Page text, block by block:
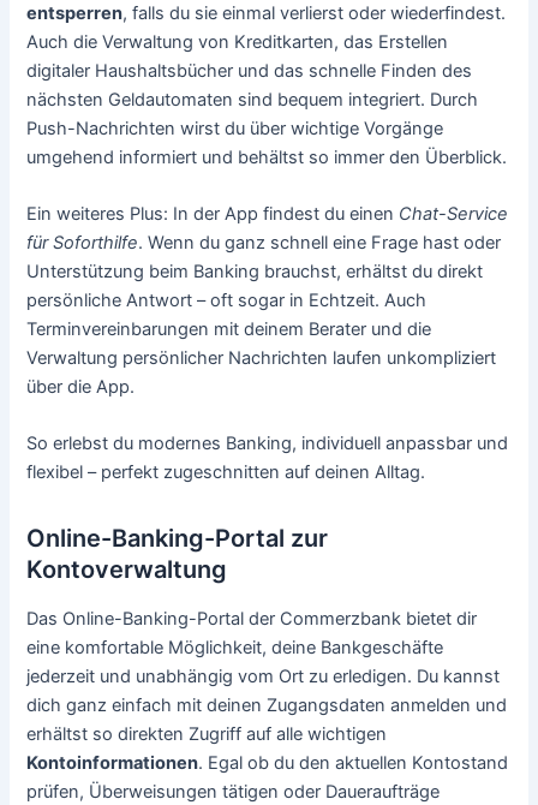
entsperren, falls du sie einmal verlierst oder wiederfindest.
Auch die Verwaltung von Kreditkarten, das Erstellen
digitaler Haushaltsbücher und das schnelle Finden des
nächsten Geldautomaten sind bequem integriert. Durch
Push-Nachrichten wirst du über wichtige Vorgänge
umgehend informiert und behältst so immer den Überblick.
Ein weiteres Plus: In der App findest du einen Chat-Service
für Soforthilfe. Wenn du ganz schnell eine Frage hast oder
Unterstützung beim Banking brauchst, erhältst du direkt
persönliche Antwort – oft sogar in Echtzeit. Auch
Terminvereinbarungen mit deinem Berater und die
Verwaltung persönlicher Nachrichten laufen unkompliziert
über die App.
So erlebst du modernes Banking, individuell anpassbar und
flexibel – perfekt zugeschnitten auf deinen Alltag.
Online-Banking-Portal zur
Kontoverwaltung
Das Online-Banking-Portal der Commerzbank bietet dir
eine komfortable Möglichkeit, deine Bankgeschäfte
jederzeit und unabhängig vom Ort zu erledigen. Du kannst
dich ganz einfach mit deinen Zugangsdaten anmelden und
erhältst so direkten Zugriff auf alle wichtigen
Kontoinformationen. Egal ob du den aktuellen Kontostand
prüfen, Überweisungen tätigen oder Daueraufträge